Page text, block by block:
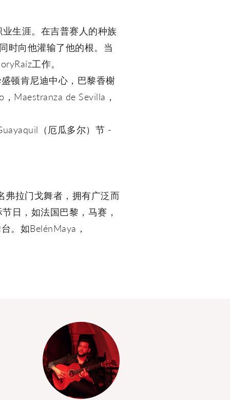
生涯。在吉普赛人的种族
时向他灌输了他的根。当
工作。
顿肯尼迪中心，巴黎香榭
Maestranza de Sevilla，
（厄瓜多尔）节 -
弗拉门戈舞者，拥有广泛而
日，如法国巴黎，马赛，
。如BelénMaya，